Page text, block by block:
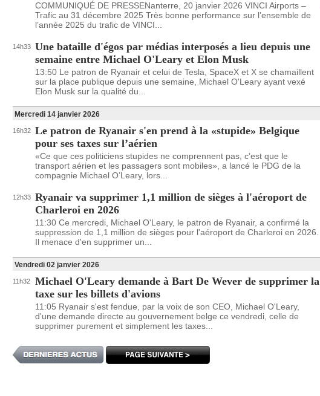
COMMUNIQUÉ DE PRESSENanterre, 20 janvier 2026 VINCI Airports –
Trafic au 31 décembre 2025 Très bonne performance sur l’ensemble de
l’année 2025 du trafic de VINCI...
14h33 Une bataille d'égos par médias interposés a lieu depuis une
semaine entre Michael O'Leary et Elon Musk
13:50 Le patron de Ryanair et celui de Tesla, SpaceX et X se chamaillent
sur la place publique depuis une semaine, Michael O'Leary ayant vexé
Elon Musk sur la qualité du...
Mercredi 14 janvier 2026
16h32 Le patron de Ryanair s'en prend à la «stupide» Belgique
pour ses taxes sur l’aérien
«Ce que ces politiciens stupides ne comprennent pas, c’est que le
transport aérien et les passagers sont mobiles», a lancé le PDG de la
compagnie Michael O’Leary, lors...
12h33 Ryanair va supprimer 1,1 million de sièges à l'aéroport de
Charleroi en 2026
11:30 Ce mercredi, Michael O'Leary, le patron de Ryanair, a confirmé la
suppression de 1,1 million de sièges pour l'aéroport de Charleroi en 2026.
Il menace d'en supprimer un...
Vendredi 02 janvier 2026
11h32
Michael O'Leary demande à Bart De Wever de supprimer la
taxe sur les billets d'avions
11:05 Ryanair s'est fendue, par la voix de son CEO, Michael O'Leary,
d'une demande directe au gouvernement belge ce vendredi, celle de
supprimer purement et simplement les taxes...